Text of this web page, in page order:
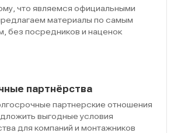
что являемся официальными
материалы по самым
без посредников и наценок
партнёрства
партнерские отношения
выгодные условия
для компаний и монтажников